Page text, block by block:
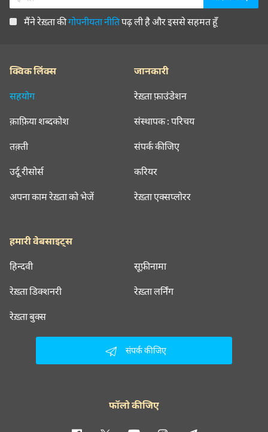
मैंने रेख़्ता कीगोपनीयता नीतिपढ़ ली है और इससे सहमत हूँ
क्विक लिंक्स
सहयोग
क़ाफ़िया शब्दकोश
तक़्ती
उर्दू रीसोर्स
अपना काम रेख़्ता को भेजें
जानकारी
रेख़्ता फ़ाउंडेशन
संस्थापक : परिचय
संपर्क कीजिए
करियर
रेख़्ता एक्सप्लोरर
हमारी वेबसाइट्स
हिन्दवी सूफ़ीनामा
रेख़्ता डिक्शनरी रेख़्ता लर्निंग
रेख़्ता बुक्स
संपर्क कीजिए
फॉलो कीजिए